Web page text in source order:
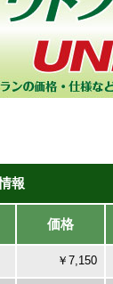
報
価格
￥7,150